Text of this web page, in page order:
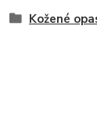
Kožené